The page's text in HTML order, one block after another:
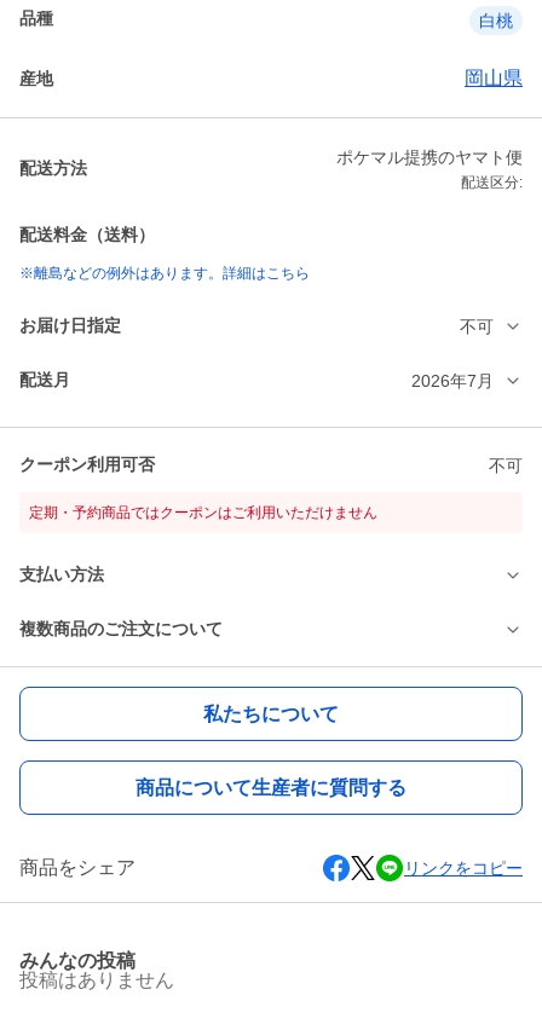
品種 白桃
産地 岡山県
配送方法
ポケマル提携のヤマト便
配送区分:
配送料金（送料）
※離島などの例外はあります。詳細はこちら
お届け日指定 不可
配送月 2026年7月
クーポン利用可否 不可
定期・予約商品ではクーポンはご利用いただけません
支払い方法
複数商品のご注文について
私たちについて
商品について生産者に質問する
商品をシェア リンクをコピー
みんなの投稿
投稿はありません